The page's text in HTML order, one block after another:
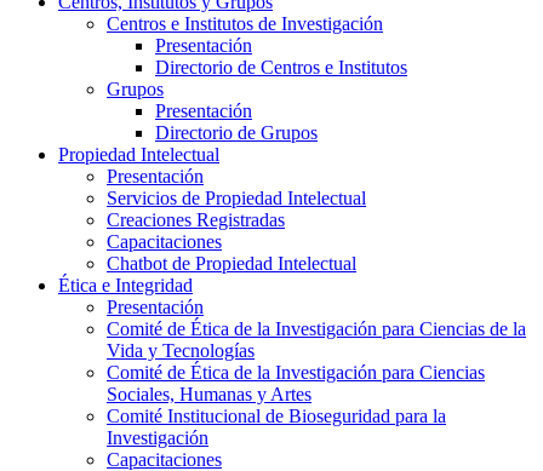
Centros e Institutos de Investigación
Presentación
Directorio de Centros e Institutos
Grupos
Presentación
Directorio de Grupos
Propiedad Intelectual
Presentación
Servicios de Propiedad Intelectual
Creaciones Registradas
Capacitaciones
Chatbot de Propiedad Intelectual
Ética e Integridad
Presentación
Comité de Ética de la Investigación para Ciencias de la
Vida y Tecnologías
Comité de Ética de la Investigación para Ciencias
Sociales, Humanas y Artes
Comité Institucional de Bioseguridad para la
Investigación
Capacitaciones